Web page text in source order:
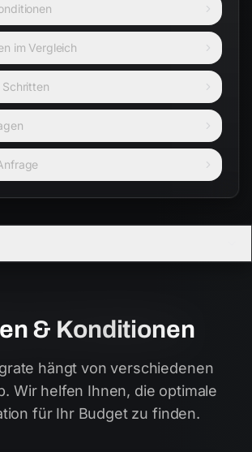
im Vergleich
& Konditionen
hängt von verschiedenen
Wir helfen Ihnen, die optimale
für Ihr Budget zu finden.